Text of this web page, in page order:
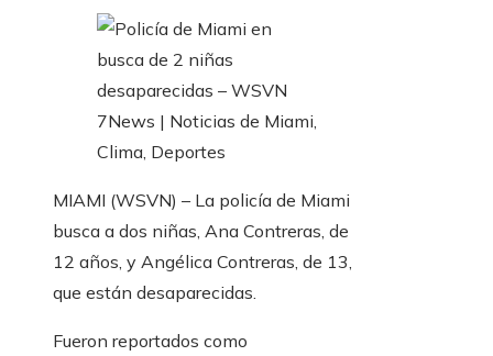
MIAMI (WSVN) – La policía de Miami
busca a dos niñas, Ana Contreras, de
12 años, y Angélica Contreras, de 13,
que están desaparecidas.
Fueron reportados como